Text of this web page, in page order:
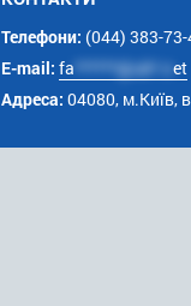
Телефони: (044) 383-
E-mail: fa ******@uk*.net
Адреса: 04080, м.Київ,